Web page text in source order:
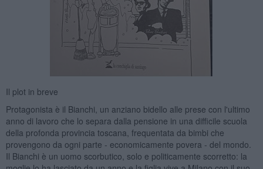
Il plot in breve
Protagonista è il Bianchi, un anziano bidello alle prese con l'ultimo
anno di lavoro che lo separa dalla pensione in una difficile scuola
della profonda provincia toscana, frequentata da bimbi che
provengono da ogni parte - economicamente povera - del mondo.
Il Bianchi è un uomo scorbutico, solo e politicamente scorretto: la